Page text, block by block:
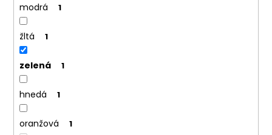
modrá 1
žltá 1
zelená 1
hnedá 1
oranžová 1
ú
a
m